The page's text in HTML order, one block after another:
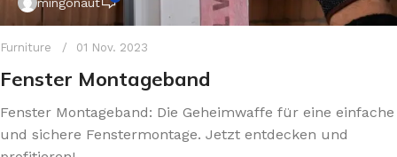
Furniture 01 Nov. 2023
Fenster Montageband
Fenster Montageband: Die Geheimwaffe für eine einfache
und sichere Fenstermontage. Jetzt entdecken und